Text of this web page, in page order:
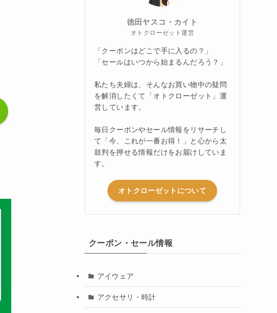
徳田ヤスコ・カイト
オトクローゼット運営
「クーポンはどこで手に入るの？」
「セールはいつから始まるんだろう？」
私たち夫婦は、そんなお買い物中の疑問
を解消したくて「オトクローゼット」運
営しています。
毎日クーポンやセール情報をリサーチし
て「今、これが一番お得！」と心から太
鼓判を押せる情報だけをお届けしていま
す。
オトクローゼットについて
クーポン・セール情報
アイウェア
アクセサリ・時計